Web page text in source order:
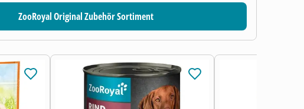
ZooRoyal Original Zubehör Sortiment